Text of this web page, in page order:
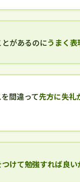
があるのにうまく
間違って先方に失礼
けて勉強すれば良い